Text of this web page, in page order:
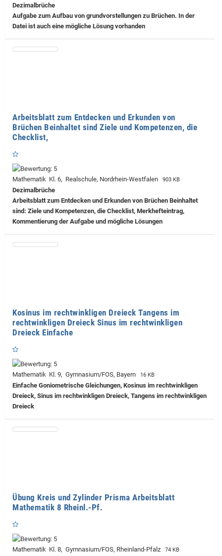
Dezimalbrüche
Aufgabe zum Aufbau von grundvorstellungen zu Brüchen. In der
Datei ist auch eine mögliche Lösung vorhanden
Arbeitsblatt zum Entdecken und Erkunden von
Brüchen Beinhaltet sind Ziele und Kompetenzen, die
Checklist,
Mathematik Kl. 6, Realschule, Nordrhein-Westfalen 903 KB
Dezimalbrüche
Arbeitsblatt zum Entdecken und Erkunden von Brüchen Beinhaltet
sind: Ziele und Kompetenzen, die Checklist, Merkhefteintrag,
Kommentierung der Aufgabe und mögliche Lösungen
Kosinus im rechtwinkligen Dreieck Tangens im
rechtwinkligen Dreieck Sinus im rechtwinkligen
Dreieck Einfache
Mathematik Kl. 9, Gymnasium/FOS, Bayern 16 KB
Einfache Goniometrische Gleichungen, Kosinus im rechtwinkligen
Dreieck, Sinus im rechtwinkligen Dreieck, Tangens im rechtwinkligen
Dreieck
Übung Kreis und Zylinder Prisma Arbeitsblatt
Mathematik 8 Rheinl.-Pf.
Mathematik Kl. 8, Gymnasium/FOS, Rheinland-Pfalz 74 KB